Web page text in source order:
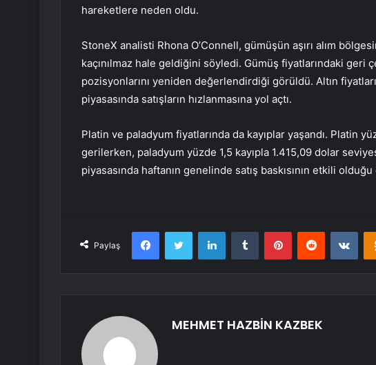
hareketlere neden oldu.
StoneX analisti Rhona O’Connell, gümüşün aşırı alım
kaçınılmaz hale geldiğini söyledi. Gümüş fiyatlarındaki geri
pozisyonlarını yeniden değerlendirdiği görüldü. Altın
piyasasında satışların hızlanmasına yol açtı.
Platin ve paladyum fiyatlarında da kayıplar yaşandı. Platin
gerilerken, paladyum yüzde 1,5 kayıpla 1.415,09 dolar
piyasasında haftanın genelinde satış baskısının etkili
Paylaş
FacebookTwitter LinkedInTumblr PinterestReddit
MEHMET HAZBİN KAZBEK